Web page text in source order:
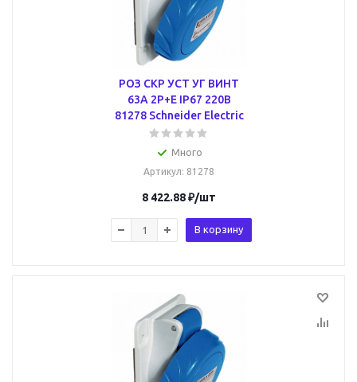
РОЗ СКР УСТ УГ ВИНТ
63А 2P+E IP67 220В
81278 Schneider Electric
Много
Артикул: 81278
8 422.88₽/шт
В корзину